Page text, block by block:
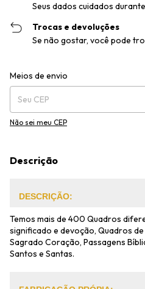
Seus dados cuidados
Trocas e devoluções
Se não gostar, você pode
Entregas para o CEP:
Meios de envio
Não sei meu CEP
Descrição
DESCRIÇÃO:
Temos mais de 400 Quadros
significado e devoção, Quadros
Sagrado Coração, Passagens
Santos e Santas.